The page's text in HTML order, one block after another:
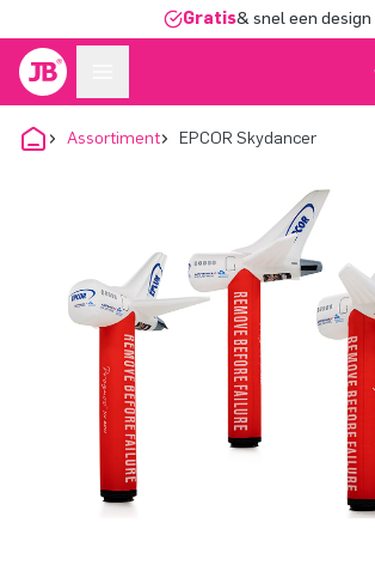
Gratis& snel een design
Assortiment EPCOR Skydancer